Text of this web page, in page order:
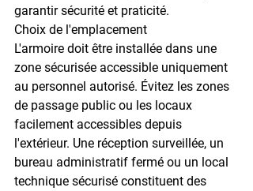
garantir sécurité et praticité.
Choix de l'emplacement
L'armoire doit être installée dans une
zone sécurisée accessible uniquement
au personnel autorisé. Évitez les zones
de passage public ou les locaux
facilement accessibles depuis
l'extérieur. Une réception surveillée, un
bureau administratif fermé ou un local
technique sécurisé constituent des